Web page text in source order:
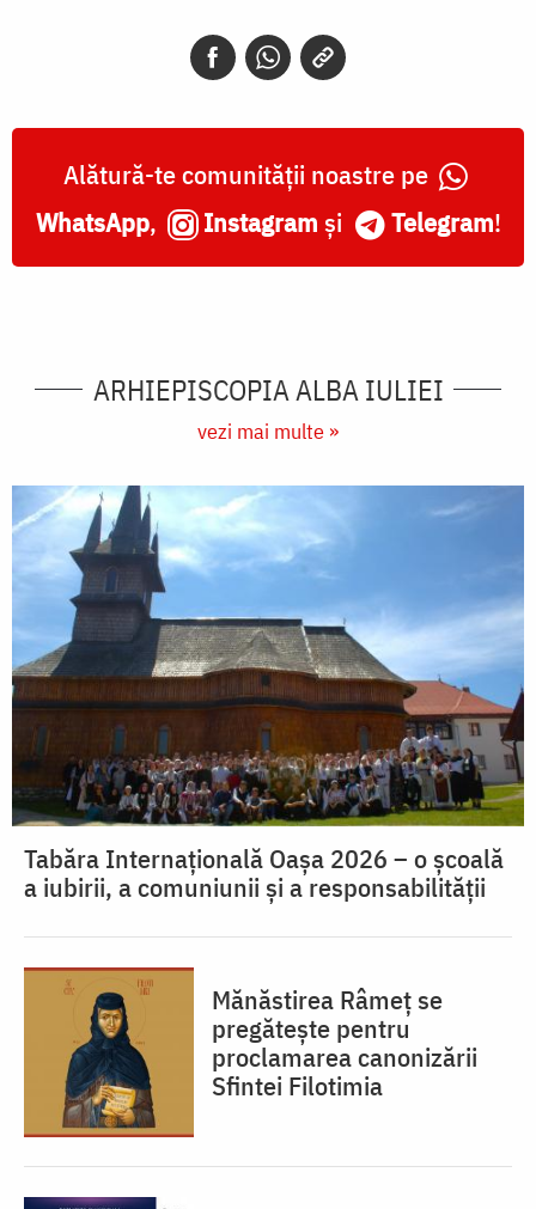
Alătură-te comunității noastre pe
WhatsApp, Instagram și Telegram!
ARHIEPISCOPIA ALBA IULIEI
vezi mai multe »
Tabăra Internațională Oașa 2026 – o școală
a iubirii, a comuniunii și a responsabilității
Mănăstirea Râmeț se
pregătește pentru
proclamarea canonizării
Sfintei Filotimia